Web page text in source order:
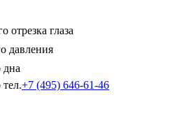
отрезка глаза
давления
дна
+7 (495) 646-61-46